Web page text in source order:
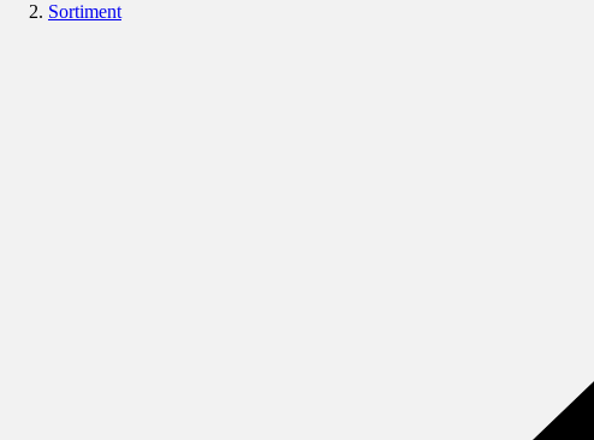
Sortiment